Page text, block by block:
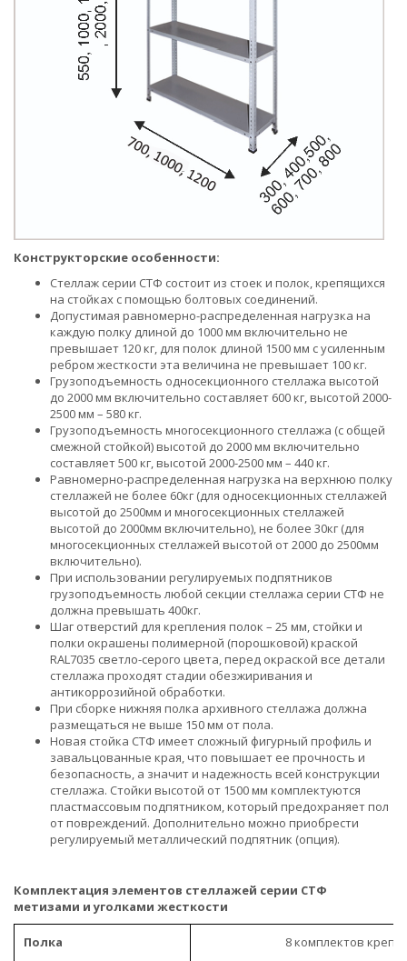
Конструкторские особенности:
Стеллаж серии СТФ состоит из стоек и полок, крепящихся
на стойках с помощью болтовых соединений.
Допустимая равномерно-распределенная нагрузка на
каждую полку длиной до 1000 мм включительно не
превышает 120 кг, для полок длиной 1500 мм с усиленным
ребром жесткости эта величина не превышает 100 кг.
Грузоподъемность односекционного стеллажа высотой
до 2000 мм включительно составляет 600 кг, высотой 2000-
2500 мм – 580 кг.
Грузоподъемность многосекционного стеллажа (с общей
смежной стойкой) высотой до 2000 мм включительно
составляет 500 кг, высотой 2000-2500 мм – 440 кг.
Равномерно-распределенная нагрузка на верхнюю полку
стеллажей не более 60кг (для односекционных стеллажей
высотой до 2500мм и многосекционных стеллажей
высотой до 2000мм включительно), не более 30кг (для
многосекционных стеллажей высотой от 2000 до 2500мм
включительно).
При использовании регулируемых подпятников
грузоподъемность любой секции стеллажа серии СТФ не
должна превышать 400кг.
Шаг отверстий для крепления полок – 25 мм, стойки и
полки окрашены полимерной (порошковой) краской
RAL7035 светло-серого цвета, перед окраской все детали
стеллажа проходят стадии обезжиривания и
антикоррозийной обработки.
При сборке нижняя полка архивного стеллажа должна
размещаться не выше 150 мм от пола.
Новая стойка СТФ имеет сложный фигурный профиль и
завальцованные края, что повышает ее прочность и
безопасность, а значит и надежность всей конструкции
стеллажа. Стойки высотой от 1500 мм комплектуются
пластмассовым подпятником, который предохраняет пол
от повреждений. Дополнительно можно приобрести
регулируемый металлический подпятник (опция).
Комплектация элементов стеллажей серии СТФ
метизами и уголками жесткости
Полка 8 комплектов